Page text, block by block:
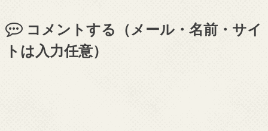
コメントする（メール・名前・サイ
トは入力任意）